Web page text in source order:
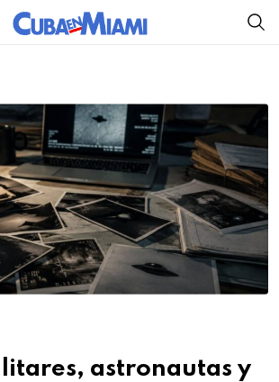
astronautas y